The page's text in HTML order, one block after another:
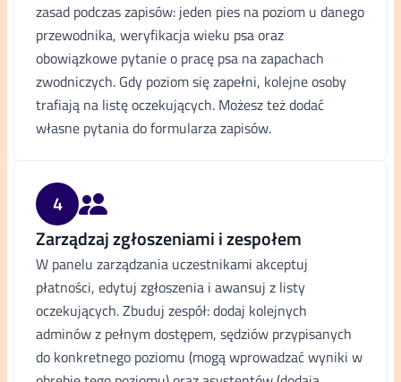
zasad podczas zapisów: jeden pies na poziom u danego
przewodnika, weryfikacja wieku psa oraz
obowiązkowe pytanie o pracę psa na zapachach
zwodniczych. Gdy poziom się zapełni, kolejne osoby
trafiają na listę oczekujących. Możesz też dodać
własne pytania do formularza zapisów.
4
Zarządzaj zgłoszeniami i zespołem
W panelu zarządzania uczestnikami akceptuj
płatności, edytuj zgłoszenia i awansuj z listy
oczekujących. Zbuduj zespół: dodaj kolejnych
adminów z pełnym dostępem, sędziów przypisanych
do konkretnego poziomu (mogą wprowadzać wyniki w